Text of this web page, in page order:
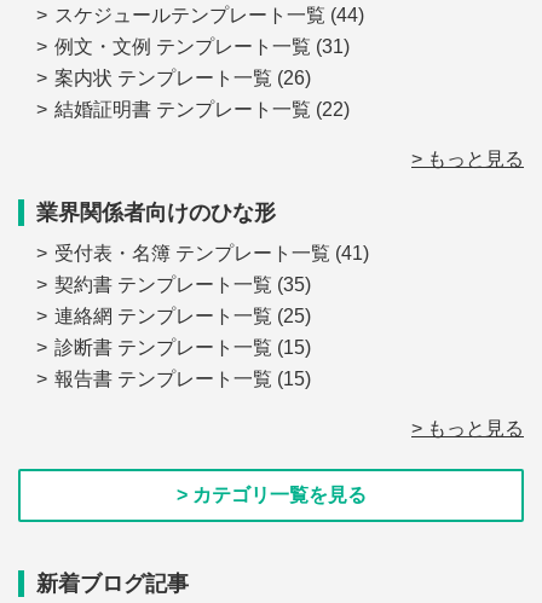
スケジュールテンプレート一覧 (44)
例文・文例 テンプレート一覧 (31)
案内状 テンプレート一覧 (26)
結婚証明書 テンプレート一覧 (22)
> もっと見る
業界関係者向けのひな形
受付表・名簿 テンプレート一覧 (41)
契約書 テンプレート一覧 (35)
連絡網 テンプレート一覧 (25)
診断書 テンプレート一覧 (15)
報告書 テンプレート一覧 (15)
> もっと見る
> カテゴリ一覧を見る
新着ブログ記事